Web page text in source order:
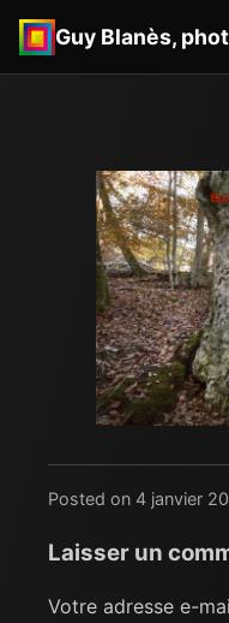
Guy Blanès,
Posted on 4 janvier
Laisser un
Votre adresse e-